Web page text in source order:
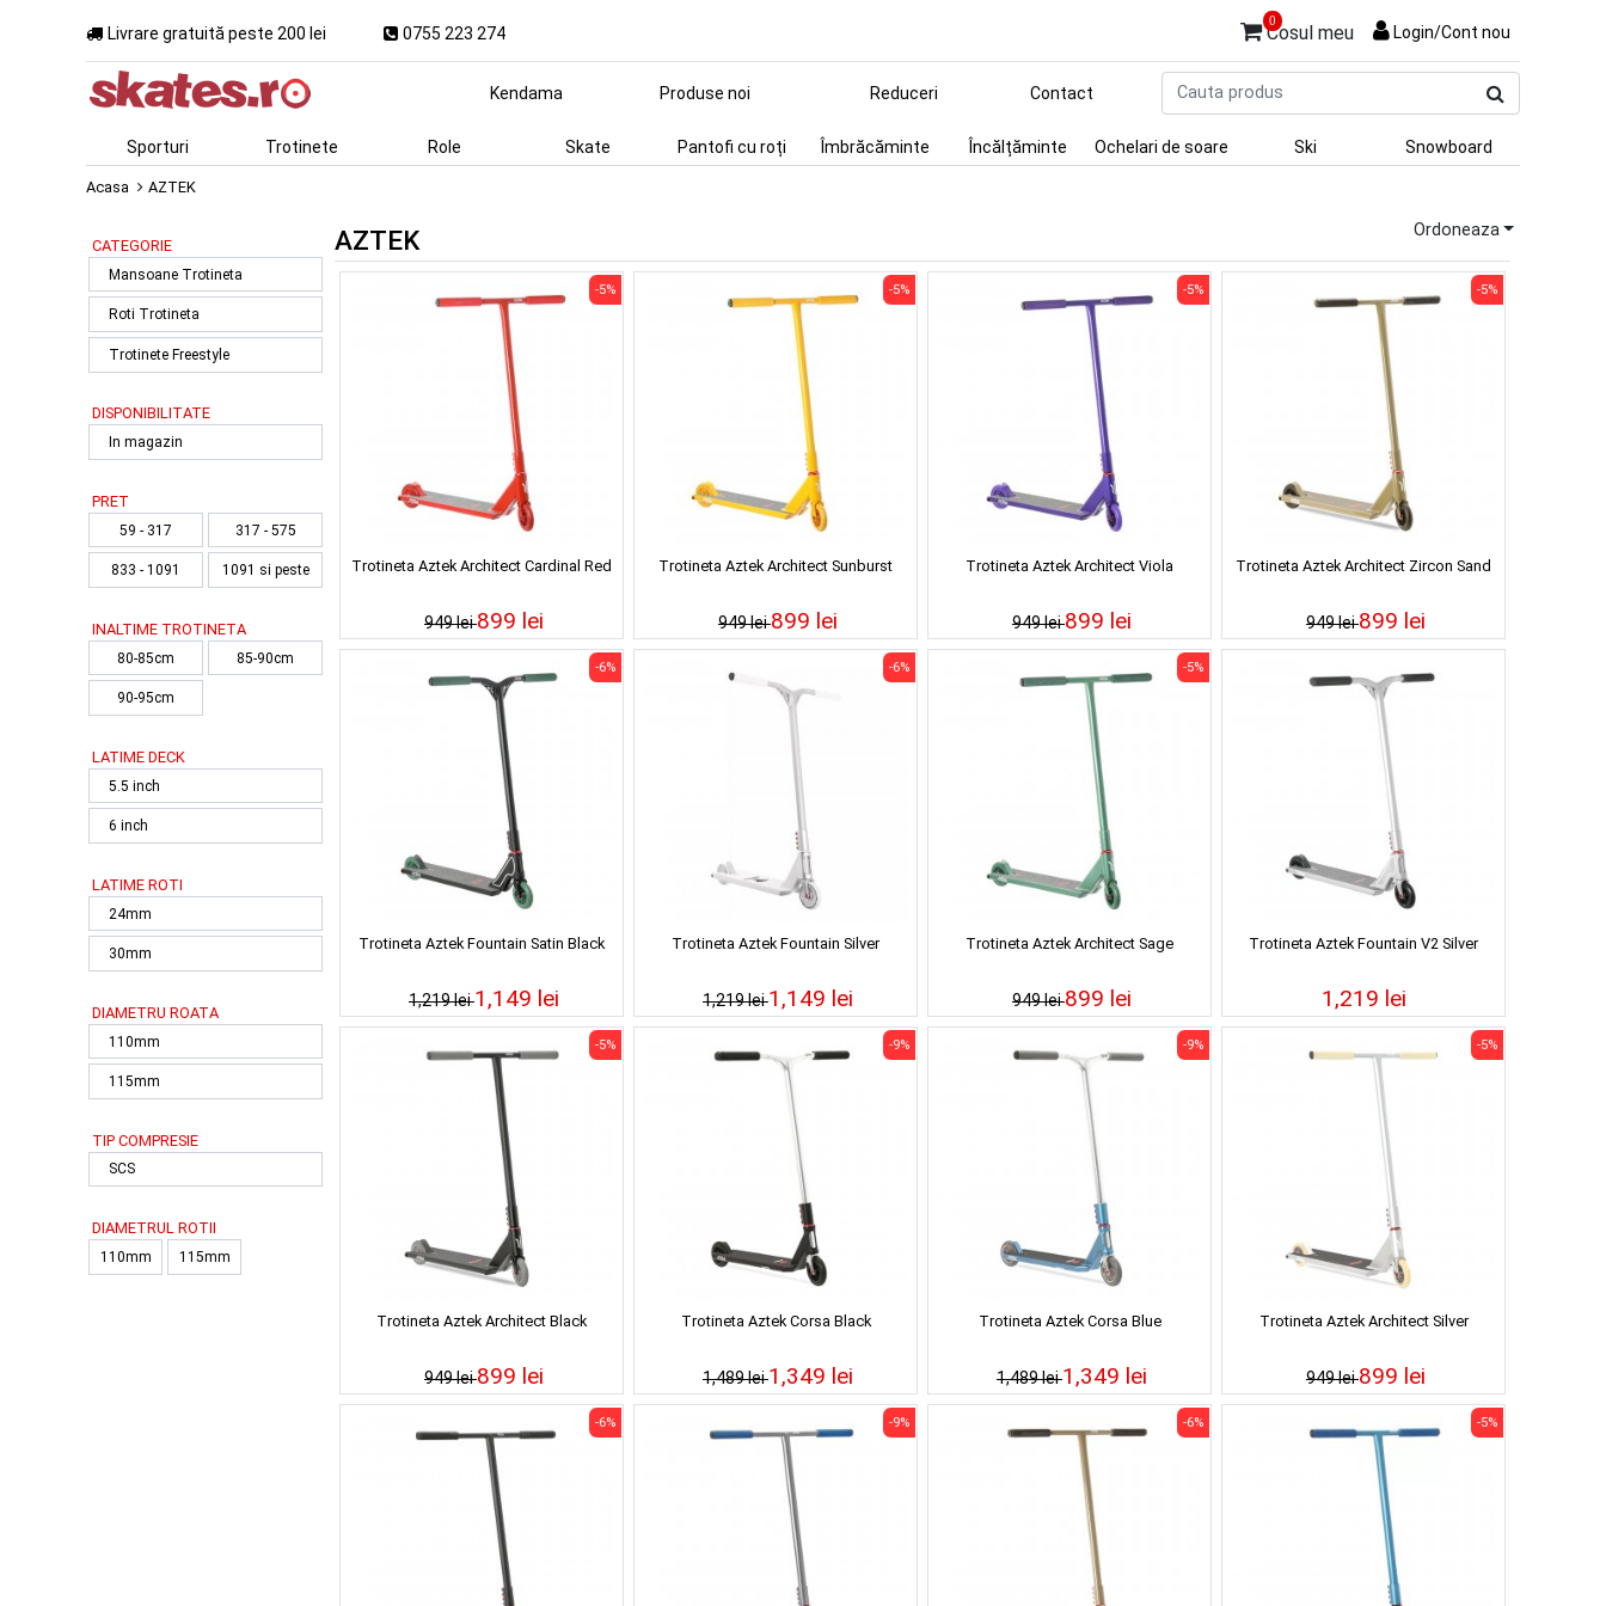
Livrare gratuită peste 200 lei 0755 223 274
0
Cosul meu Login/Cont nou
produs
Kendama Produse noi Reduceri Contact
Sporturi Trotinete Role Skate Pantofi cu roți Îmbrăcăminte Încălțăminte Ochelari de soare Ski Snowboard
Acasa AZTEK
CATEGORIE
Mansoane Trotineta
Roti Trotineta
Trotinete Freestyle
DISPONIBILITATE
In magazin
PRET
59 - 317 317 - 575
833 - 1091 1091 si peste
INALTIME TROTINETA
80-85cm 85-90cm
90-95cm
LATIME DECK
5.5 inch
6 inch
LATIME ROTI
24mm
30mm
DIAMETRU ROATA
110mm
115mm
TIP COMPRESIE
SCS
DIAMETRUL ROTII
110mm 115mm
AZTEK Ordoneaza
Trotineta Aztek Architect Cardinal Red
949 lei
-5%
899 lei
Trotineta Aztek Architect Sunburst
949 lei
-5%
899 lei
Trotineta Aztek Architect Viola
949 lei
-5%
899 lei
Trotineta Aztek Architect Zircon Sand
949 lei
-5%
899 lei
Trotineta Aztek Fountain Satin Black
1,219 lei
-6%
1,149 lei
Trotineta Aztek Fountain Silver
1,219 lei
-6%
1,149 lei
Trotineta Aztek Architect Sage
949 lei
-5%
899 lei
Trotineta Aztek Fountain V2 Silver
1,219 lei
Trotineta Aztek Architect Black
949 lei
-5%
899 lei
Trotineta Aztek Corsa Black
1,489 lei
-9%
1,349 lei
Trotineta Aztek Corsa Blue
1,489 lei
-9%
1,349 lei
Trotineta Aztek Architect Silver
949 lei
-5%
899 lei
-6% -9% -6% -5%